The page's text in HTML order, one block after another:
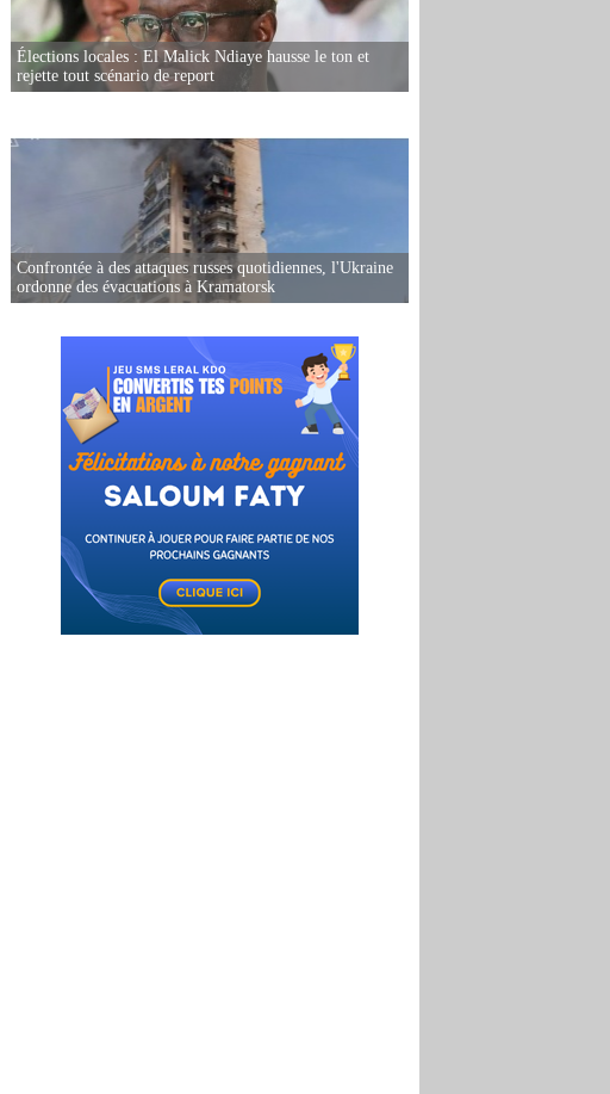
Élections locales : El Malick Ndiaye hausse le ton et
rejette tout scénario de report
Confrontée à des attaques russes quotidiennes, l'Ukraine
ordonne des évacuations à Kramatorsk